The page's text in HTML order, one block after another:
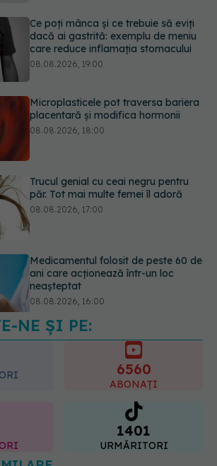
Microplasticele pot traversa bariera
placentară și modifica hormonii
08.08.2026, 18:00
Trucul genial cu ceai negru pentru
păr. Tot mai multe femei îl adoră
Medicamentul folosit de peste 60 de
ani care acționează într-un loc
neașteptat
Transpirații nocturne: semnul ignorat
care poate ascunde probleme
serioase de sănătate
08.08.2026, 20:00
NE ȘI PE:
1401
URMĂRITORI